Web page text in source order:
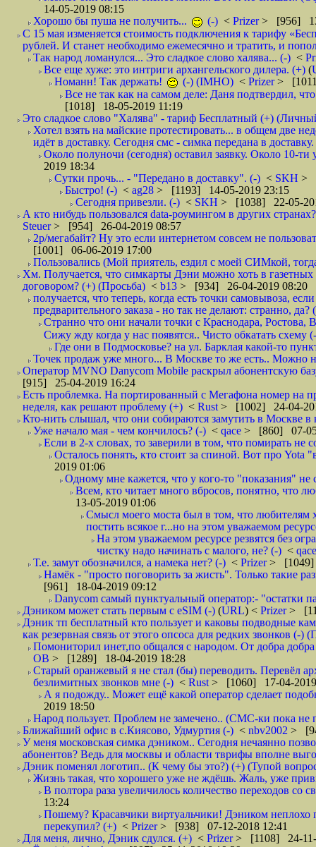
14-05-2019 08:15
Хорошо бы пуша не получить...
(-) < Prizer> [956]
С 15 мая изменяется стоимость подключения к тарифу
рублей. И станет необходимо ежемесячно и тратить, и
Так народ ломанулся... Это сладкое слово халява... (-) <
Все еще хуже: это интриги архангельского дилера. (+) (
Номанн! Так держать!
(-) (IMHO) < Prizer>
Все не так как на самом деле: Даня подтвердил,
[1018] 18-05-2019 11:19
Это сладкое слово "Халява" - тариф Бесплатный (+)
Хотел взять на майские протестировать... в общем две
идёт в доставку. Сегодня смс - симка передана в
Около полуночи (сегодня) оставил заявку. Около 10-ти
2019 18:34
Сутки прочь... - "Передано в доставку". (-) < SKH >
Быстро! (-) < ag28 > [1193] 14-05-2019 23:15
Сегодня привезли. (-) < SKH > [1038] 22-05-
А кто нибудь пользовался data-роумингом в других
Steuer> [954] 26-04-2019 08:57
2р/мегабайт? Ну это если интернетом совсем не
[1001] 06-06-2019 17:00
Пользовались (Мой приятель, ездил с моей СИМкой,
Хм. Получается, что симкарты Дэни можно хоть в газетных
договором? (+) (Просьба) < b13 > [934] 26-04-2019 08:20
получается, что теперь, когда есть точки самовывоза,
предварительного заказа - но так не делают: странно, да?
Странно что они начали точки с Краснодара,
Сижу жду когда у нас появятся.. Чисто обкатать схему
Где они в Подмосковье? на ул. Барклая какой-то
Точек продаж уже много... В Москве то же есть.. Можно
Оператор MVNO Danycom Mobile раскрыл абонентскую
[915] 25-04-2019 16:24
Есть проблемка. На портированный с Мегафона номер на
неделя, как решают проблему (+) < Rust > [1002] 24-04-
Кто-нить слышал, что они собираются замутить в Москве в
Уже начало мая - чем кончилось? (-) < qace > [860] 07-
Если в 2-х словах, то заверили в том, что помирать не
Осталось понять, кто стоит за спиной. Вот про Yota
2019 01:06
Одному мне кажется, что у кого-то "показания" не
Всем, кто читает много вбросов, понятно, что
13-05-2019 01:06
Смысл моего моста был в том, что любителям
постить всякое г...но на этом уважаемом
На этом уважаемом ресурсе резвятся без
чистку надо начинать с малого, не? (-) <
Т.е. замут обозначился, а намека нет? (-) < Prizer> [1049]
Намёк - "просто поговорить за жисть". Только такие
[961] 18-04-2019 09:12
Danycom самый пунктуальный оператор:- "остатки
Дэником может стать первым с еSIM (-) (URL) < Prizer>
Дэник тп бесплатный кто пользует и каковы подводные
как резервная связь от этого опсоса для редких звонков (-)
Помониторил инет,по общался с народом. От добра
ОВ > [1289] 18-04-2019 18:28
Старый оранжевый я не стал (бы) переводить. Перевёл
безлимитных звонков мне (-) < Rust > [1060] 17-04-
А я подожду.. Может ещё какой оператор сделает
2019 18:50
Народ пользует. Проблем не замечено.. (СМС-ки пока
Ближайший офис в с.Киясово, Удмуртия (-) < nbv2002 >
У меня московская симка дэником.. Сегодня нечаянно
абонентов? Ведь для москвы и области тврифы вполне
Дэник поменял логотип.. (К чему бы это?) (+) (Тупой
Жизнь такая, что хорошего уже не ждёшь. Жаль, уже
В полтора раза увеличилось количество переходов
13:24
Пошему? Красавчики виртуальчики! Дэником
перекупил? (+) < Prizer> [938] 07-12-2018 12:41
Для меня, лично, Дэник сдулся. (+) < Prizer> [1108] 24-11-